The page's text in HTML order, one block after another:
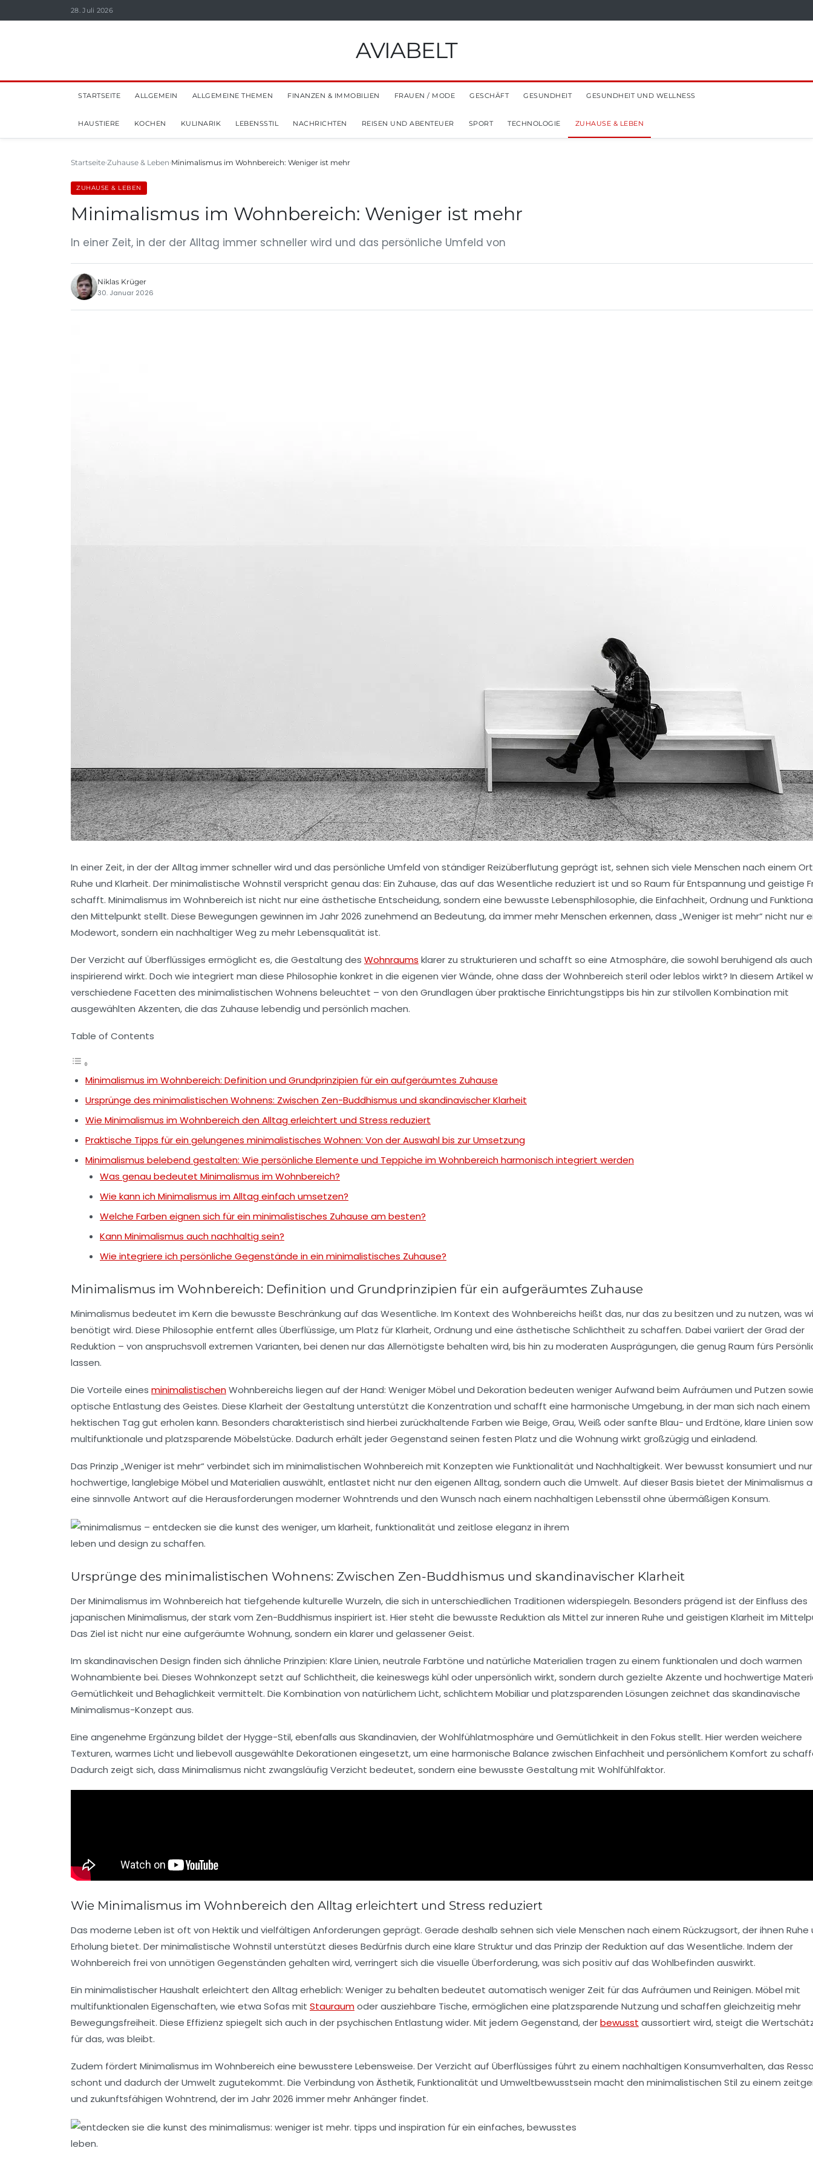
28. Juli 2026
AVIABELT
STARTSEITE ALLGEMEIN ALLGEMEINE THEMEN FINANZEN & IMMOBILIEN FRAUEN / MODE GESCHÄFT GESUNDHEIT GESUNDHEIT UND WELLNESS
HAUSTIERE KOCHEN KULINARIK LEBENSSTIL NACHRICHTEN REISEN UND ABENTEUER SPORT TECHNOLOGIE ZUHAUSE & LEBEN
Startseite Zuhause & Leben Minimalismus im Wohnbereich: Weniger ist mehr
ZUHAUSE & LEBEN
Minimalismus im Wohnbereich: Weniger ist mehr
In einer Zeit, in der der Alltag immer schneller wird und das persönliche Umfeld von
Niklas Krüger
30. Januar 2026
In einer Zeit, in der der Alltag immer schneller wird und das persönliche Umfeld von ständiger Reizüberflutung geprägt ist, sehnen sich viele Menschen nach einem
Ruhe und Klarheit. Der minimalistische Wohnstil verspricht genau das: Ein Zuhause, das auf das Wesentliche reduziert ist und so Raum für Entspannung und geistige
schafft. Minimalismus im Wohnbereich ist nicht nur eine ästhetische Entscheidung, sondern eine bewusste Lebensphilosophie, die Einfachheit, Ordnung und
den Mittelpunkt stellt. Diese Bewegungen gewinnen im Jahr 2026 zunehmend an Bedeutung, da immer mehr Menschen erkennen, dass „Weniger ist mehr“ nicht nur
Modewort, sondern ein nachhaltiger Weg zu mehr Lebensqualität ist.
Der Verzicht auf Überflüssiges ermöglicht es, die Gestaltung des Wohnraums klarer zu strukturieren und schafft so eine Atmosphäre, die sowohl beruhigend als auch
inspirierend wirkt. Doch wie integriert man diese Philosophie konkret in die eigenen vier Wände, ohne dass der Wohnbereich steril oder leblos wirkt? In diesem Artikel
verschiedene Facetten des minimalistischen Wohnens beleuchtet – von den Grundlagen über praktische Einrichtungstipps bis hin zur stilvollen Kombination mit
ausgewählten Akzenten, die das Zuhause lebendig und persönlich machen.
Table of Contents
Minimalismus im Wohnbereich: Definition und Grundprinzipien für ein aufgeräumtes Zuhause
Ursprünge des minimalistischen Wohnens: Zwischen Zen-Buddhismus und skandinavischer Klarheit
Wie Minimalismus im Wohnbereich den Alltag erleichtert und Stress reduziert
Praktische Tipps für ein gelungenes minimalistisches Wohnen: Von der Auswahl bis zur Umsetzung
Minimalismus belebend gestalten: Wie persönliche Elemente und Teppiche im Wohnbereich harmonisch integriert werden
Was genau bedeutet Minimalismus im Wohnbereich?
Wie kann ich Minimalismus im Alltag einfach umsetzen?
Welche Farben eignen sich für ein minimalistisches Zuhause am besten?
Kann Minimalismus auch nachhaltig sein?
Wie integriere ich persönliche Gegenstände in ein minimalistisches Zuhause?
Minimalismus im Wohnbereich: Definition und Grundprinzipien für ein aufgeräumtes Zuhause
Minimalismus bedeutet im Kern die bewusste Beschränkung auf das Wesentliche. Im Kontext des Wohnbereichs heißt das, nur das zu besitzen und zu nutzen, was
benötigt wird. Diese Philosophie entfernt alles Überflüssige, um Platz für Klarheit, Ordnung und eine ästhetische Schlichtheit zu schaffen. Dabei variiert der Grad der
Reduktion – von anspruchsvoll extremen Varianten, bei denen nur das Allernötigste behalten wird, bis hin zu moderaten Ausprägungen, die genug Raum fürs
lassen.
Die Vorteile eines minimalistischenWohnbereichs liegen auf der Hand: Weniger Möbel und Dekoration bedeuten weniger Aufwand beim Aufräumen und Putzen
optische Entlastung des Geistes. Diese Klarheit der Gestaltung unterstützt die Konzentration und schafft eine harmonische Umgebung, in der man sich nach einem
hektischen Tag gut erholen kann. Besonders charakteristisch sind hierbei zurückhaltende Farben wie Beige, Grau, Weiß oder sanfte Blau- und Erdtöne, klare Linien
multifunktionale und platzsparende Möbelstücke. Dadurch erhält jeder Gegenstand seinen festen Platz und die Wohnung wirkt großzügig und einladend.
Das Prinzip „Weniger ist mehr“ verbindet sich im minimalistischen Wohnbereich mit Konzepten wie Funktionalität und Nachhaltigkeit. Wer bewusst konsumiert und nur
hochwertige, langlebige Möbel und Materialien auswählt, entlastet nicht nur den eigenen Alltag, sondern auch die Umwelt. Auf dieser Basis bietet der Minimalismus
eine sinnvolle Antwort auf die Herausforderungen moderner Wohntrends und den Wunsch nach einem nachhaltigen Lebensstil ohne übermäßigen Konsum.
Ursprünge des minimalistischen Wohnens: Zwischen Zen-Buddhismus und skandinavischer Klarheit
Der Minimalismus im Wohnbereich hat tiefgehende kulturelle Wurzeln, die sich in unterschiedlichen Traditionen widerspiegeln. Besonders prägend ist der Einfluss des
japanischen Minimalismus, der stark vom Zen-Buddhismus inspiriert ist. Hier steht die bewusste Reduktion als Mittel zur inneren Ruhe und geistigen Klarheit im
Das Ziel ist nicht nur eine aufgeräumte Wohnung, sondern ein klarer und gelassener Geist.
Im skandinavischen Design finden sich ähnliche Prinzipien: Klare Linien, neutrale Farbtöne und natürliche Materialien tragen zu einem funktionalen und doch warmen
Wohnambiente bei. Dieses Wohnkonzept setzt auf Schlichtheit, die keineswegs kühl oder unpersönlich wirkt, sondern durch gezielte Akzente und hochwertige
Gemütlichkeit und Behaglichkeit vermittelt. Die Kombination von natürlichem Licht, schlichtem Mobiliar und platzsparenden Lösungen zeichnet das skandinavische
Minimalismus-Konzept aus.
Eine angenehme Ergänzung bildet der Hygge-Stil, ebenfalls aus Skandinavien, der Wohlfühlatmosphäre und Gemütlichkeit in den Fokus stellt. Hier werden weichere
Texturen, warmes Licht und liebevoll ausgewählte Dekorationen eingesetzt, um eine harmonische Balance zwischen Einfachheit und persönlichem Komfort zu
Dadurch zeigt sich, dass Minimalismus nicht zwangsläufig Verzicht bedeutet, sondern eine bewusste Gestaltung mit Wohlfühlfaktor.
Wie Minimalismus im Wohnbereich den Alltag erleichtert und Stress reduziert
Das moderne Leben ist oft von Hektik und vielfältigen Anforderungen geprägt. Gerade deshalb sehnen sich viele Menschen nach einem Rückzugsort, der ihnen Ruhe
Erholung bietet. Der minimalistische Wohnstil unterstützt dieses Bedürfnis durch eine klare Struktur und das Prinzip derReduktion auf das Wesentliche. Indem der
Wohnbereich frei von unnötigen Gegenständen gehalten wird, verringert sich die visuelle Überforderung, was sich positiv auf das Wohlbefinden auswirkt.
Ein minimalistischer Haushalt erleichtert den Alltag erheblich: Weniger zu behalten bedeutet automatisch weniger Zeit für das Aufräumen und Reinigen. Möbel mit
multifunktionalen Eigenschaften, wie etwa Sofas mit Stauraumoder ausziehbare Tische, ermöglichen eine platzsparende Nutzung und schaffen gleichzeitig mehr
Bewegungsfreiheit. Diese Effizienz spiegelt sich auch in der psychischen Entlastung wider. Mit jedem Gegenstand, derbewusst aussortiert wird, steigt die
für das, was bleibt.
Zudem fördert Minimalismus im Wohnbereich eine bewusstere Lebensweise. Der Verzicht auf Überflüssiges führt zu einem nachhaltigen Konsumverhalten, das
schont und dadurch der Umwelt zugutekommt. Die Verbindung von Ästhetik, Funktionalität und Umweltbewusstsein macht den minimalistischen Stil zu einem
und zukunftsfähigen Wohntrend, der im Jahr 2026 immer mehr Anhänger findet.